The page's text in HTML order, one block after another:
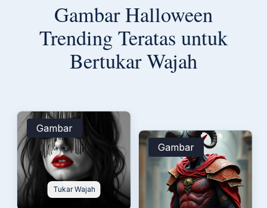
Gambar Halloween
Trending Teratas untuk
Bertukar Wajah
Gambar
Tukar Wajah
Gambar